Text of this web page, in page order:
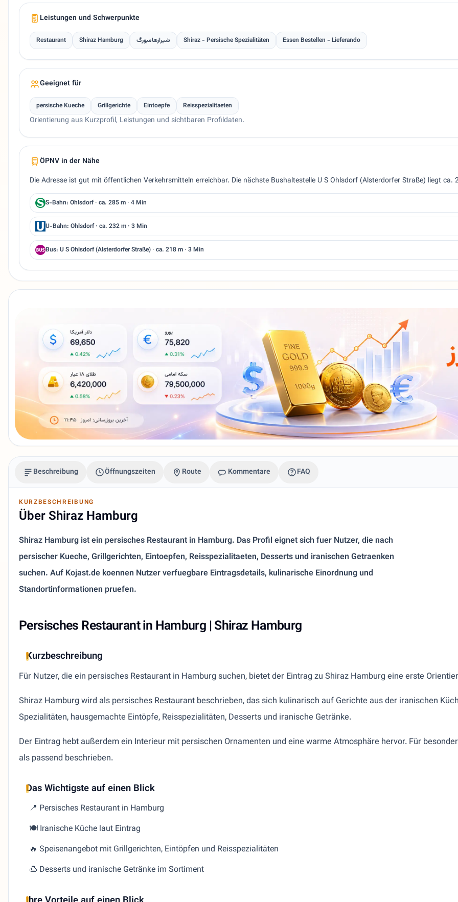
Leistungen und Schwerpunkte
Restaurant Shiraz Hamburg شیرازهامبورگ Shiraz - Persische Spezialitäten Essen Bestellen - Lieferando
Geeignet für
persische Kueche Grillgerichte Eintoepfe Reisspezialitaeten
Orientierung aus Kurzprofil, Leistungen und sichtbaren Profildaten.
ÖPNV in der Nähe
Die Adresse ist gut mit öffentlichen Verkehrsmitteln erreichbar. Die nächste Bushaltestelle U S Ohlsdorf (Alsterdorfer Straße) liegt ca.
S-Bahn: Ohlsdorf · ca. 285 m · 4 Min
U-Bahn: Ohlsdorf · ca. 232 m · 3 Min
Bus: U S Ohlsdorf (Alsterdorfer Straße) · ca. 218 m · 3 Min
Beschreibung Öffnungszeiten Route Kommentare FAQ
KURZBESCHREIBUNG
Über Shiraz Hamburg
Shiraz Hamburg ist ein persisches Restaurant in Hamburg. Das Profil eignet sich fuer Nutzer, die nach
persischer Kueche, Grillgerichten, Eintoepfen, Reisspezialitaeten, Desserts und iranischen Getraenken
suchen. Auf Kojast.de koennen Nutzer verfuegbare Eintragsdetails, kulinarische Einordnung und
Standortinformationen pruefen.
Persisches Restaurant in Hamburg | Shiraz Hamburg
Kurzbeschreibung
Für Nutzer, die ein persisches Restaurant in Hamburg suchen, bietet der Eintrag zu Shiraz Hamburg eine erste
Shiraz Hamburg wird als persisches Restaurant beschrieben, das sich kulinarisch auf Gerichte aus der iranischen
Spezialitäten, hausgemachte Eintöpfe, Reisspezialitäten, Desserts und iranische Getränke.
Der Eintrag hebt außerdem ein Interieur mit persischen Ornamenten und eine warme Atmosphäre hervor. Für
als passend beschrieben.
Das Wichtigste auf einen Blick
📍 Persisches Restaurant in Hamburg
🍽️ Iranische Küche laut Eintrag
🔥 Speisenangebot mit Grillgerichten, Eintöpfen und Reisspezialitäten
🍮 Desserts und iranische Getränke im Sortiment